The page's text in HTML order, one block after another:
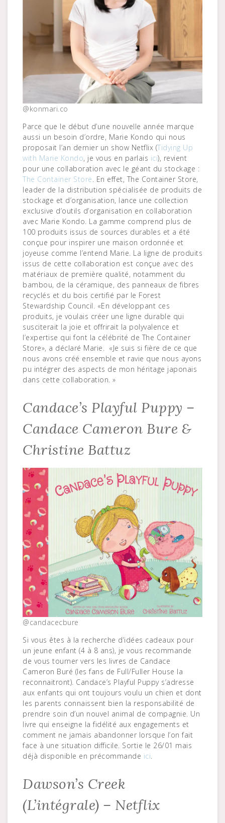
@konmari.co
Parce que le début d’une nouvelle année marque
aussi un besoin d’ordre, Marie Kondo qui nous
proposait l’an dernier un show Netflix (Tidying Up
with Marie Kondo, je vous en parlais ici), revient
pour une collaboration avec le géant du stockage :
The Container Store . En effet, The Container Store,
leader de la distribution spécialisée de produits de
stockage et d’organisation, lance une collection
exclusive d’outils d’organisation en collaboration
avec Marie Kondo. La gamme comprend plus de
100 produits issus de sources durables et a été
conçue pour inspirer une maison ordonnée et
joyeuse comme l’entend Marie. La ligne de produits
issus de cette collaboration est conçue avec des
matériaux de première qualité, notamment du
bambou, de la céramique, des panneaux de fibres
recyclés et du bois certifié par le Forest
Stewardship Council. «En développant ces
produits, je voulais créer une ligne durable qui
susciterait la joie et offrirait la polyvalence et
l’expertise qui font la célébrité de The Container
Store», a déclaré Marie. «Je suis si fière de ce que
nous avons créé ensemble et ravie que nous ayons
pu intégrer des aspects de mon héritage japonais
dans cette collaboration. »
Candace’s Playful Puppy –
Candace Cameron Bure &
Christine Battuz
@candacecbure
Si vous êtes à la recherche d’idées cadeaux pour
un jeune enfant (4 à 8 ans), je vous recommande
de vous tourner vers les livres de Candace
Cameron Buré (les fans de Full/Fuller House la
reconnaitront). Candace’s Playful Puppy s’adresse
aux enfants qui ont toujours voulu un chien et dont
les parents connaissent bien la responsabilité de
prendre soin d’un nouvel animal de compagnie. Un
livre qui enseigne la fidélité aux engagements et
comment ne jamais abandonner lorsque l’on fait
face à une situation difficile. Sortie le 26/01 mais
déjà disponible en précommande ici
Dawson’s Creek
(L’intégrale) – Netflix